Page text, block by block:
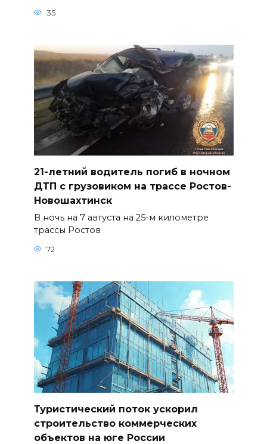
35
21-летний водитель погиб в ночном
ДТП с грузовиком на трассе Ростов-
Новошахтинск
В ночь на 7 августа на 25-м километре
трассы Ростов
72
Туристический поток ускорил
строительство коммерческих
объектов на юге России